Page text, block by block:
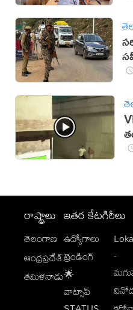
రాష్ట్రాలు
తెలంగాణ
ఆంధ్రప్రదేశ్
తమిళనాడు
ఇతర కేటగిరీలు
ఉద్యోగాలు
ట్రెండింగ్
🌟
వాట్సాప్
-